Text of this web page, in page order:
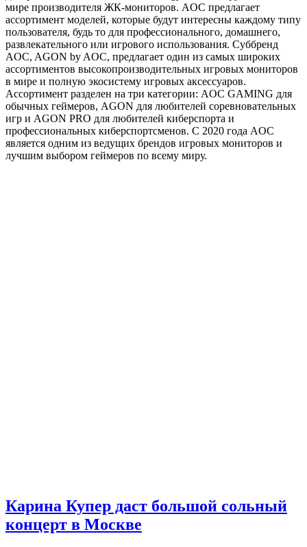
мире производителя ЖК-мониторов. AOC предлагает
ассортимент моделей, которые будут интересны каждому типу
пользователя, будь то для профессионального, домашнего,
развлекательного или игрового использования. Суббренд
AOC, AGON by AOC, предлагает один из самых широких
ассортиментов высокопроизводительных игровых мониторов
в мире и полную экосистему игровых аксессуаров.
Ассортимент разделен на три категории: AOC GAMING для
обычных геймеров, AGON для любителей соревновательных
игр и AGON PRO для любителей киберспорта и
профессиональных киберспортсменов. С 2020 года AOC
является одним из ведущих брендов игровых мониторов и
лучшим выбором геймеров по всему миру.
Карина Купер даст большой сольный
концерт в Москве